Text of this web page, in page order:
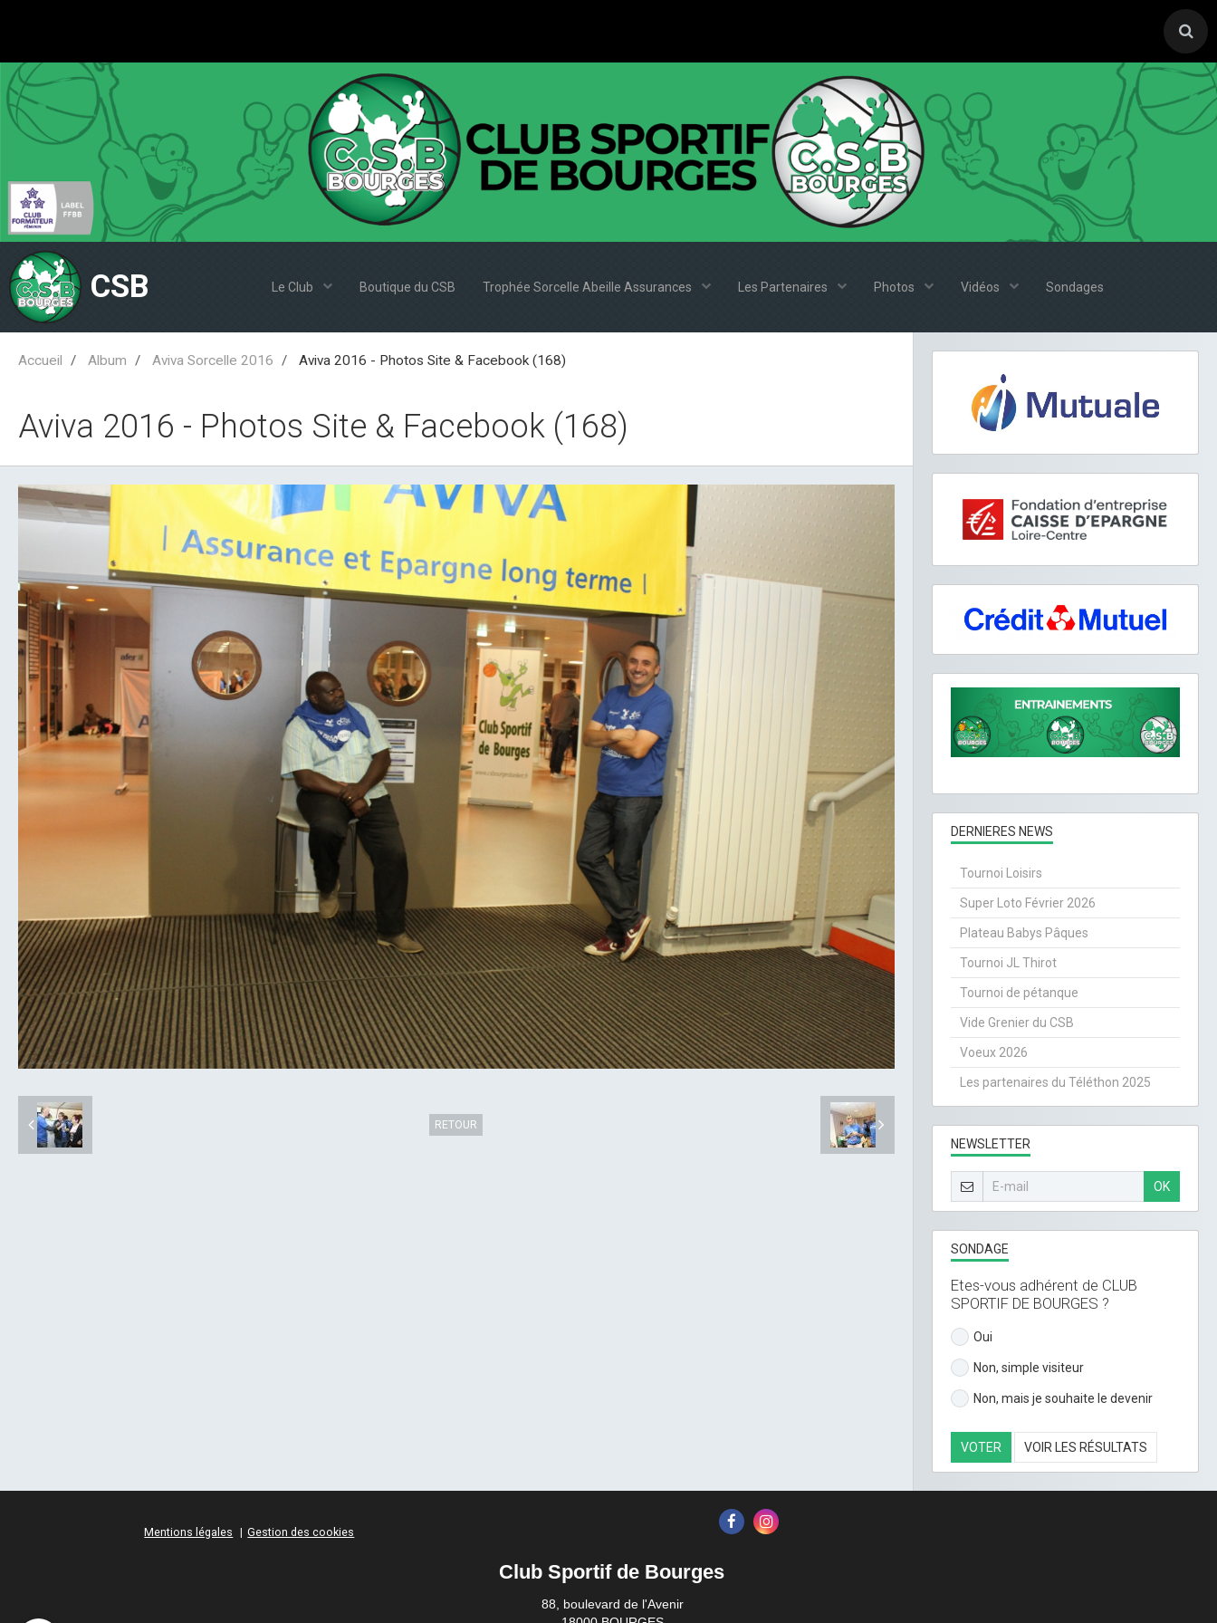
CSB Le Club Boutique du CSB Trophée Sorcelle Abeille Assurances Les Partenaires Photos Vidéos Sondages
Accueil Album Aviva Sorcelle 2016 Aviva 2016 - Photos Site & Facebook (168)
Aviva 2016 - Photos Site & Facebook (168)
RETOUR
DERNIERES NEWS
Tournoi Loisirs
Super Loto Février 2026
Plateau Babys Pâques
Tournoi JL Thirot
Tournoi de pétanque
Vide Grenier du CSB
Voeux 2026
Les partenaires du Téléthon 2025
NEWSLETTER
OK
SONDAGE
Etes-vous adhérent de CLUB
SPORTIF DE BOURGES ?
Oui
Non, simple visiteur
Non, mais je souhaite le devenir
VOTER VOIR LES RÉSULTATS
Mentions légales Gestion des cookies
Club Sportif de Bourges
88, boulevard de l'Avenir